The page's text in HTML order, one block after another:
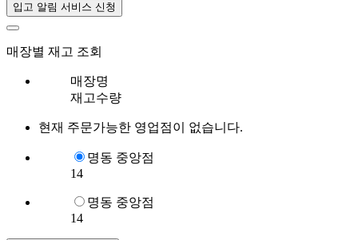
입고 알림 서비스 신청
매장별 재고 조회
매장명
재고수량
현재 주문가능한 영업점이 없습니다.
명동 중앙점
14
명동 중앙점
14